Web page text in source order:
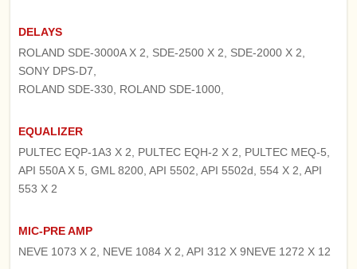
DELAYS
ROLAND SDE-3000A X 2, SDE-2500 X 2, SDE-2000 X 2,
SONY DPS-D7,
ROLAND SDE-330, ROLAND SDE-1000,
EQUALIZER
PULTEC EQP-1A3 X 2, PULTEC EQH-2 X 2, PULTEC MEQ-5,
API 550A X 5, GML 8200, API 5502, API 5502d, 554 X 2, API
553 X 2
MIC-PRE AMP
NEVE 1073 X 2, NEVE 1084 X 2, API 312 X 9NEVE 1272 X 12